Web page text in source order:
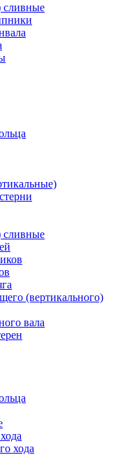
сливные
сливные
(вертикального)
вала
хода